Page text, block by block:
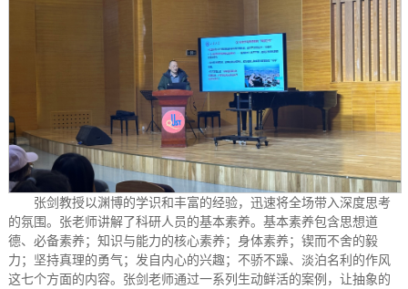
张剑教授以渊博的学识和丰富的经验，迅速将全场带入深度思考
的氛围。张老师讲解了科研人员的基本素养。基本素养包含思想道
德、必备素养；知识与能力的核心素养；身体素养；锲而不舍的毅
力；坚持真理的勇气；发自内心的兴趣；不骄不躁、淡泊名利的作风
这七个方面的内容。张剑老师通过一系列生动鲜活的案例，让抽象的